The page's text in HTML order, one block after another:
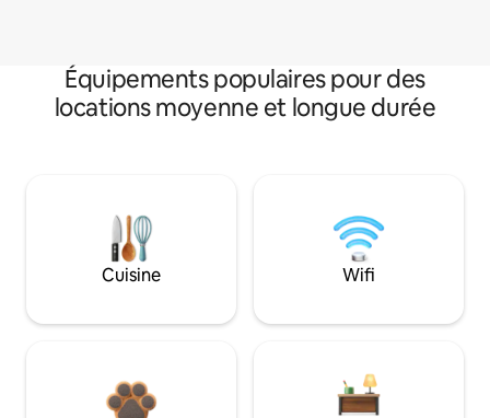
Équipements populaires pour des
locations moyenne et longue durée
Cuisine Wifi